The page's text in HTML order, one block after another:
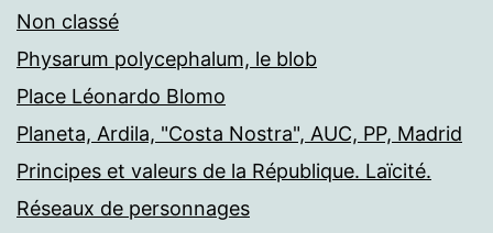
Non classé
Physarum polycephalum, le blob
Place Léonardo Blomo
Planeta, Ardila, "Costa Nostra", AUC, PP, Madrid
Principes et valeurs de la République. Laïcité.
Réseaux de personnages